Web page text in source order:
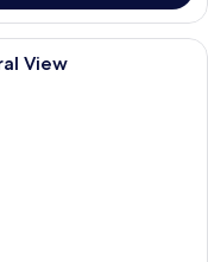
cao cấp, minibar, két
View